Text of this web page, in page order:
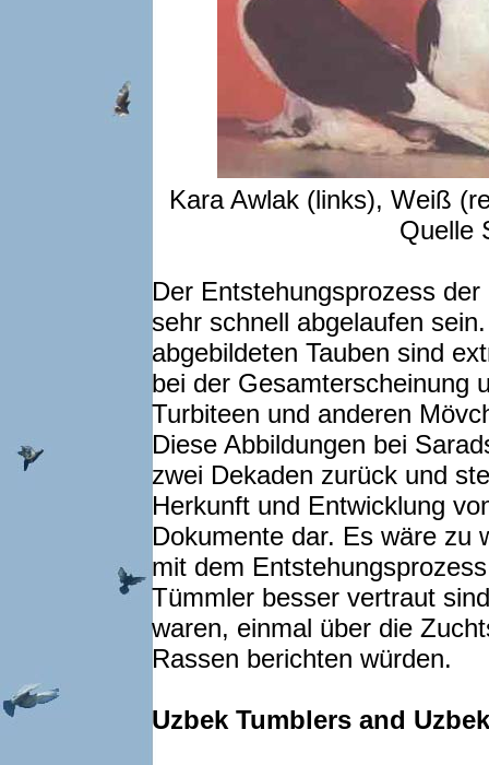
Kara Awlak (links), Weiß
Quelle
Der Entstehungsprozess
sehr schnell abgelaufen
abgebildeten Tauben sind
bei der Gesamterscheinung
Turbiteen und anderen
Diese Abbildungen bei
zwei Dekaden zurück und
Herkunft und Entwicklung
Dokumente dar. Es wäre zu
mit dem
Tümmler besser vertraut
waren, einmal über die
Rassen berichten würden.
Uzbek Tumblers and